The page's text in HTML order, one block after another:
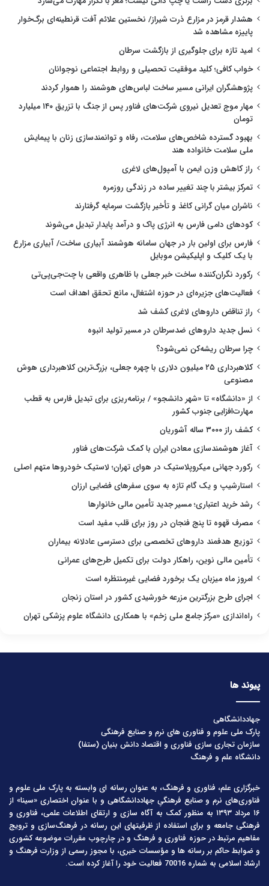
هشدار قرمز در مزارع ذرت شیراز/ نخستین علائم آفت قرنطینه‌ای برگ‌خوار
پاییزه مشاهده شد
امید تازه برای جلوگیری از بازگشت سرطان
خواب کافی؛ کلید موفقیت تحصیلی و روابط اجتماعی نوجوانان
پژوهشگران ایرانی مسیر ساخت لباس‌های هوشمند را هموار کردند
مهار موج تعدیل نیروی شرکت‌های فناور پس از جنگ با تزریق ۱۴۰ میلیارد
تومان
بهبود گسترده شاخص‌های سلامت، رفاه و توانمندسازی زنان با پیمایش
ملی سلامت خانواده هند
راز کاهش وزن ایمن با آمپول‌های لاغری
تمرکز بیشتر با چند تغییر ساده در زندگی روزمره
ناشران میان گرانی کاغذ و تأخیر بازگشت سرمایه گرفتارند
کودهای دامی فارس به انرژی پاک و درآمد پایدار تبدیل می‌شوند
فارس برای اولین بار در جهان سامانه هوشمند آبیاری ساخت/ آبیاری مزارع
با یک کلیک و اپلیکیشن موبایل
رکورد نگران‌کننده ساخت خبر جعلی با ظاهری واقعی با چت‌جی‌پی‌تی
فعالیت‌های جزیره‌ای در حوزه اشتغال، مانع تحقق اهداف است
راز تناقض داروهای لاغری کشف شد
نسل جدید داروهای ضدسرطان در مسیر تولید انبوه
چرا سرطان ریشه‌کن نمی‌شود؟
کلاهبرداری ۲۵ میلیون دلاری با چهره جعلی، بزرگ‌ترین کلاهبرداری هوش
مصنوعی
از «دانشگاه» تا «شهر دانشجو» / برنامه‌ریزی برای تبدیل فارس به قطب
مهارت‌افزایی جنوب کشور
کشف راز ۳۰۰۰ ساله آشوریان
آغاز هوشمندسازی معادن ایران با کمک شرکت‌های فناور
رکورد جهانی میکروپلاستیک در هوای تهران؛ لاستیک خودروها متهم اصلی
استارشیپ و یک گام تازه به سوی سفرهای فضایی ارزان
رشد خرید اعتباری؛ مسیر جدید تأمین مالی خانوارها
مصرف قهوه تا پنج فنجان در روز برای قلب مفید است
توزیع هدفمند داروهای تخصصی برای دسترسی عادلانه بیماران
تأمین مالی نوین، راهکار دولت برای تکمیل طرح‌های عمرانی
امروز ماه میزبان یک برخورد فضایی غیرمنتظره است
اجرای طرح بزرگترین مزرعه خورشیدی کشور در استان زنجان
راه‌اندازی «مرکز جامع ملی زخم» با همکاری دانشگاه علوم پزشکی تهران
پیوند ها
جهاددانشگاهی
پارک ملی علوم و فناوری های نرم و صنایع فرهنگی
سازمان تجاری سازی فناوری و اقتصاد دانش بنیان (ستفا)
دانشگاه علم و فرهنگ
خبرگزاری علم، فناوری و فرهنگ، به عنوان رسانه ای وابسته به پارک ملی علوم و
فناوری‌های نرم و صنایع فرهنگیِ جهاددانشگاهی و با عنوان اختصاری «سینا» از
۱۶ مرداد ۱۳۹۳ به منظور کمک به آگاه سازی و ارتقای اطلاعات علمی، فناوری و
فرهنگی جامعه و برای استفاده از ظرفیتهای این رسانه در فرهنگ‌سازی و ترویج
مفاهیم مرتبط در حوزه فناوری و فرهنگ و در چارچوب مقررات موضوعه کشوری
و ضوابط حاکم بر رسانه ها و مؤسسات خبری، با مجوز رسمی از وزارت فرهنگ و
ارشاد اسلامی به شماره 70016 فعالیت خود را آغاز کرده است.